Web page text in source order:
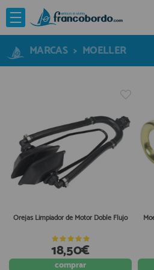
NOVEDADES
OFERTAS
MARCAS
Aforadores e Indicadores
Agua a Bordo
Cabuyeria
Compresores
Confort a Bordo
Deportes Nauticos
Electronica
Embarcaciones
He comprado otras
Ya soy
Recordarme ¿Olvidó su
MARCAS > MOELLER
Orejas Limpiador de Motor Doble Flujo
18,50€
comprar